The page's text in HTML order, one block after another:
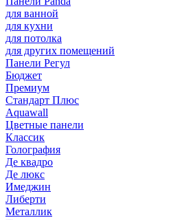
для ванной
для кухни
для потолка
для других помещений
Панели Регул
Бюджет
Премиум
Стандарт Плюс
Aquawall
Цветные панели
Классик
Голография
Де квадро
Де люкс
Имеджин
Либерти
Металлик